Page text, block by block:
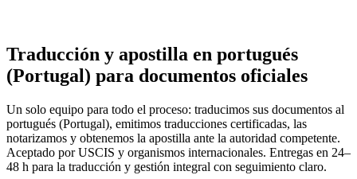
Traducción y apostilla en portugués
(Portugal) para documentos oficiales
Un solo equipo para todo el proceso: traducimos sus documentos al
portugués (Portugal), emitimos traducciones certificadas, las
notarizamos y obtenemos la apostilla ante la autoridad competente.
Aceptado por USCIS y organismos internacionales. Entregas en 24–
48 h para la traducción y gestión integral con seguimiento claro.